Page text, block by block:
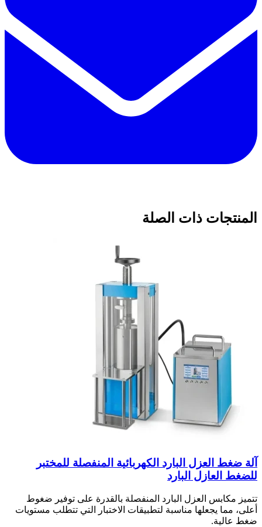
المنتجات ذات الصلة
آلة ضغط العزل البارد الكهربائية المنفصلة للمختبر
للضغط العازل البارد
تتميز مكابس العزل البارد المنفصلة بالقدرة على توفير ضغوط
أعلى، مما يجعلها مناسبة لتطبيقات الاختبار التي تتطلب مستويات
ضغط عالية.